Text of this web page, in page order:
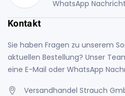
WhatsApp
Kontakt
Sie haben Fragen zu unserem
aktuellen Bestellung? Unser
eine E-Mail oder WhatsApp
Versandhandel Strauch